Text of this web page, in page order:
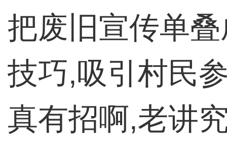
把废旧宣传单
技巧,吸引村民
真有招啊,老讲